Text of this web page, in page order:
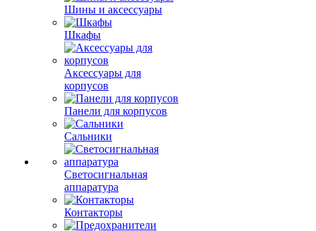
Шины и аксессуары
Шкафы
Аксессуары для
корпусов
Панели для корпусов
Сальники
Светосигнальная
аппаратура
Контакторы